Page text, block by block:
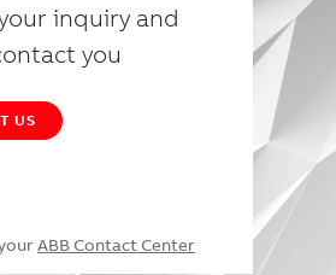
inquiry and
you
US
ABB Contact Center